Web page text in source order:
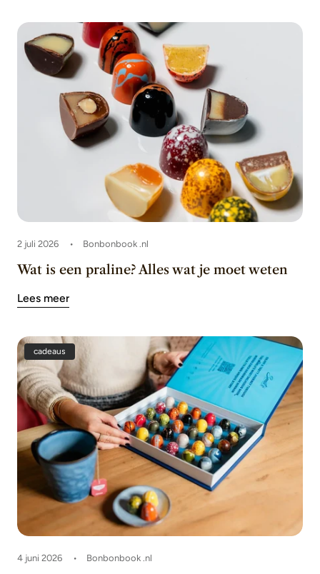
2 juli 2026 Bonbonbook .nl
Wat is een praline? Alles wat je moet weten
Lees meer
cadeaus
4 juni 2026 Bonbonbook .nl